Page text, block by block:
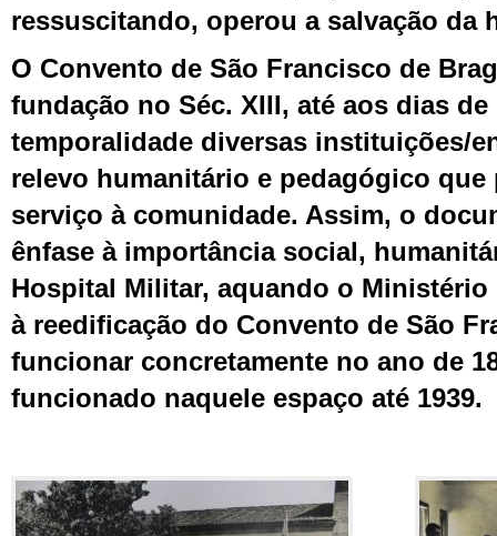
ressuscitando, operou a salvação da
O Convento de São Francisco de
fundação no Séc. XIII, até aos dias
temporalidade diversas instituições/
relevo humanitário e pedagógico que
serviço à comunidade. Assim, o
ênfase à importância social,
Hospital Militar, aquando o Ministério
à reedificação do Convento de São
funcionar concretamente no ano de
funcionado naquele espaço até 1939.